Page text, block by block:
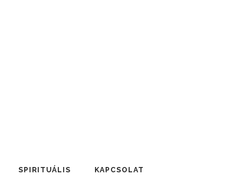
SPIRITUÁLIS KAPCSOLAT